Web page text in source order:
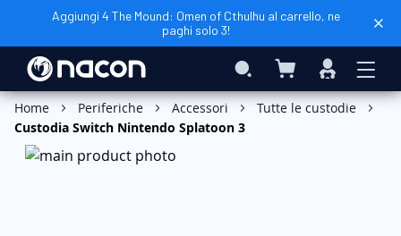
Aggiungi 4 The Mound: Omen of Cthulhu al carrello, ne
paghi solo 3!
Search Carrello Accedi
Aggiungi al Carrello
Home Periferiche Accessori
Tutte le custodie
Custodia Switch Nintendo Splatoon 3
Vai